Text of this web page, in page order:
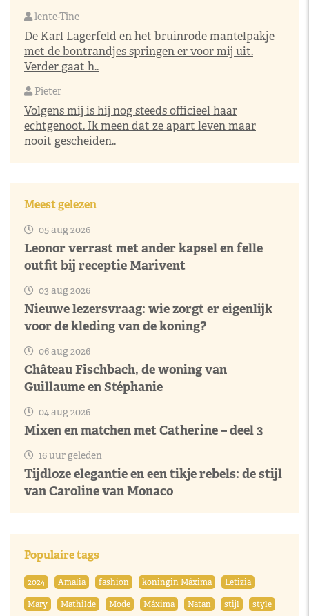
lente-Tine
De Karl Lagerfeld en het bruinrode mantelpakje
met de bontrandjes springen er voor mij uit.
Verder gaat h..
Pieter
Volgens mij is hij nog steeds officieel haar
echtgenoot. Ik meen dat ze apart leven maar
nooit gescheiden..
Meest gelezen
05 aug 2026
Leonor verrast met ander kapsel en felle
outfit bij receptie Marivent
03 aug 2026
Nieuwe lezersvraag: wie zorgt er eigenlijk
voor de kleding van de koning?
06 aug 2026
Château Fischbach, de woning van
Guillaume en Stéphanie
04 aug 2026
Mixen en matchen met Catherine – deel 3
16 uur geleden
Tijdloze elegantie en een tikje rebels: de stijl
van Caroline van Monaco
Populaire tags
2024 Amalia fashion koningin Máxima
Letizia
Mary
Mathilde Mode Máxima Natan stijl style